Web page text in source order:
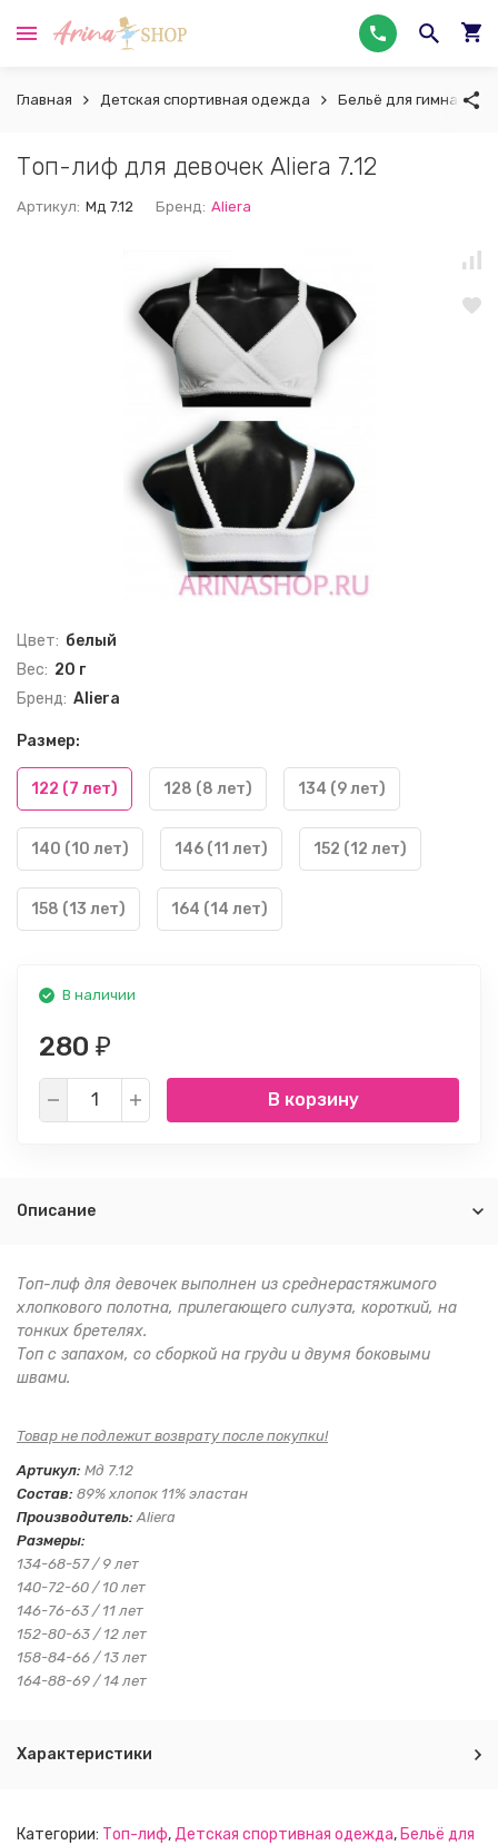
Главная Детская спортивная одежда Бельё для
Топ-лиф для девочек Aliera 7.12
Артикул: Мд 7.12 Бренд: Aliera
Цвет: белый
Вес: 20 г
Бренд: Aliera
Размер:
122 (7 лет) 128 (8 лет) 134 (9 лет)
140 (10 лет) 146 (11 лет) 152 (12 лет)
158 (13 лет) 164 (14 лет)
В наличии
280 ₽
В корзину
Описание
Топ-лиф для девочек выполнен из среднерастяжимого
хлопкового полотна, прилегающего силуэта, короткий, на
тонких бретелях.
Топ с запахом, со сборкой на груди и двумя боковыми
швами.
Товар не подлежит возврату после покупки!
Артикул: Мд 7.12
Состав: 89% хлопок 11% эластан
Производитель:Aliera
Размеры:
134-68-57 / 9 лет
140-72-60 / 10 лет
146-76-63 / 11 лет
152-80-63 / 12 лет
158-84-66 / 13 лет
164-88-69 / 14 лет
Характеристики
Категории: Топ-лиф,Детская спортивная одежда, Бельё для